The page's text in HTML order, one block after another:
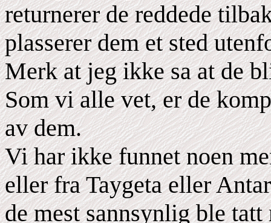
returnerer de reddede
plasserer dem et sted
Merk at jeg ikke sa at de
Som vi alle vet, er de
av dem.
Vi har ikke funnet noen
eller fra Taygeta eller
de mest sannsynlig ble